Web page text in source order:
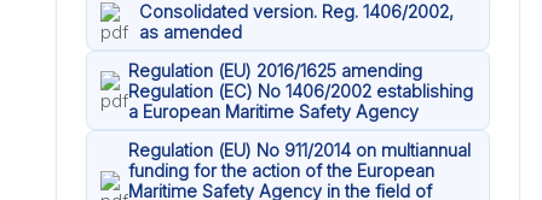
Consolidated version. Reg. 1406/2002,
as amended
Regulation (EU) 2016/1625 amending
Regulation (EC) No 1406/2002 establishing
a European Maritime Safety Agency
Regulation (EU) No 911/2014 on multiannual
funding for the action of the European
Maritime Safety Agency in the field of